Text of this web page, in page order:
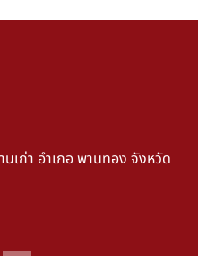
เก่า อำเภอ พานทอง จังหวัด